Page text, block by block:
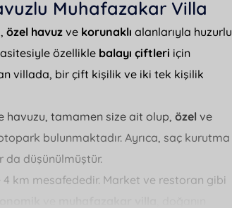
Muhafazakar Villa
özel havuz ve korunaklı alanlarıyla huzurlu
özellikle balayı çiftleri için
villada, bir çift kişilik ve iki tek kişilik
havuzu, tamamen size ait olup, özel ve
bulunmaktadır. Ayrıca, saç kurutma
düşünülmüştür.
km mesafededir. Market ve restoran gibi